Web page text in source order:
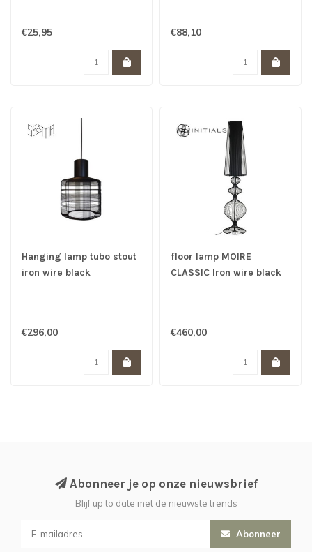
€25,95 €88,10
Hanging lamp tubo stout
iron wire black
€296,00
floor lamp MOIRE
CLASSIC Iron wire black
€460,00
Abonneer je op onze nieuwsbrief
Blijf up to date met de nieuwste trends
Abonneer